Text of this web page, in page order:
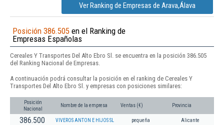
Ver Ranking de Empresas de Arava,Álava
Posición 386.505 en el Ranking de
Empresas Españolas
Cereales Y Transportes Del Alto Ebro Sl. se encuentra en la posición 386.505
del Ranking Nacional de Empresas.
A continuación podrá consultar la posición en el ranking de Cereales Y
Transportes Del Alto Ebro Sl. y empresas con posiciones similares:
Posición
Nacional
Nombre de la empresa Ventas (€) Provincia
386.500 VIVEROS ANTON E HIJOS SL pequeña Alicante